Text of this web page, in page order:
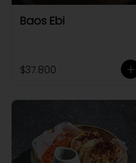
Baos Ebi
$37.800